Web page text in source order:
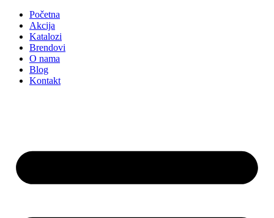
Početna
Akcija
Katalozi
Brendovi
O nama
Blog
Kontakt